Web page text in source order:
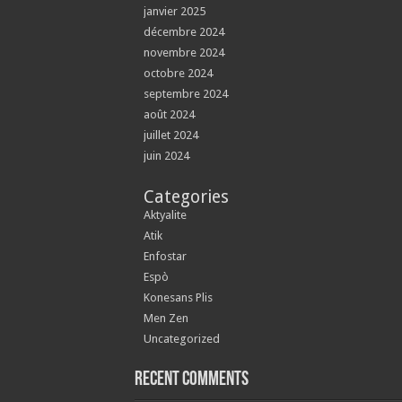
janvier 2025
décembre 2024
novembre 2024
octobre 2024
septembre 2024
août 2024
juillet 2024
juin 2024
Categories
Aktyalite
Atik
Enfostar
Espò
Konesans Plis
Men Zen
Uncategorized
Recent Comments